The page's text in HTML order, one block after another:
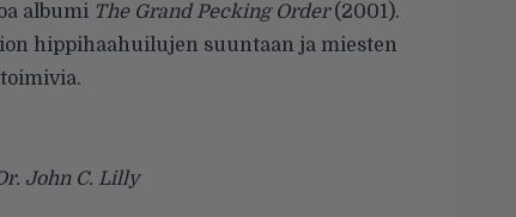
albumi The Grand Pecking Order(2001).
hippihaahuilujen suuntaan ja miesten
John C. Lilly